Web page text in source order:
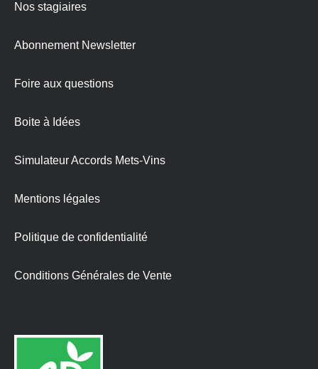
Nos stagiaires
Abonnement Newsletter
Foire aux questions
Boite à Idées
Simulateur Accords Mets-Vins
Mentions légales
Politique de confidentialité
Conditions Générales de Vente